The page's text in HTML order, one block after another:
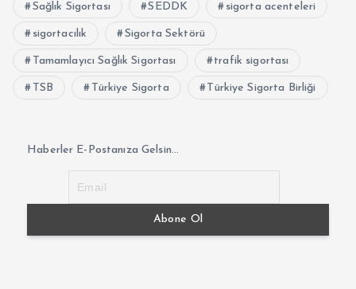
Sağlık Sigortası SEDDK sigorta acenteleri
sigortacılık Sigorta Sektörü
Tamamlayıcı Sağlık Sigortası trafik sigortası
TSB Türkiye Sigorta Türkiye Sigorta Birliği
Haberler E-Postanıza Gelsin...